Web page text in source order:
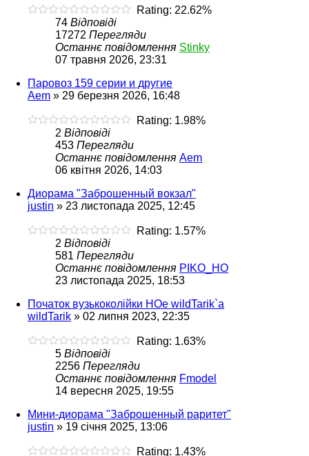
Rating: 22.62%
74 Відповіді
17272 Перегляди
Останнє повідомлення Stinky
07 травня 2026, 23:31
Паровоз 159 серии и другие
Aem » 29 березня 2026, 16:48
Rating: 1.98%
2 Відповіді
453 Перегляди
Останнє повідомлення Aem
06 квітня 2026, 14:03
Диорама "Заброшенный вокзал"
justin » 23 листопада 2025, 12:45
Rating: 1.57%
2 Відповіді
581 Перегляди
Останнє повідомлення PIKO_HO
23 листопада 2025, 18:53
Початок вузькоколійки HOe wildTarik`a
wildTarik » 02 липня 2023, 22:35
Rating: 1.63%
5 Відповіді
2256 Перегляди
Останнє повідомлення Fmodel
14 вересня 2025, 19:55
Мини-диорама "Заброшенный раритет"
justin » 19 січня 2025, 13:06
Rating: 1.43%